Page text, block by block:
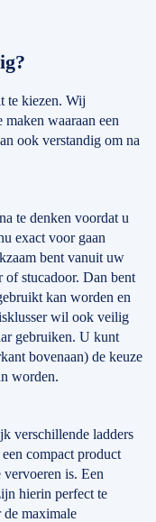
te kiezen. Wij
waaraan een
ook verstandig om na
te denken voordat u
exact voor gaan
bent vanuit uw
of stucadoor. Dan bent
kan worden en
wil ook veilig
gebruiken. U kunt
bovenaan) de keuze
worden.
verschillende ladders
compact product
is. Een
hierin perfect te
maximale